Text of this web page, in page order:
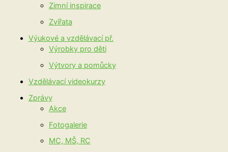
Zimní inspirace
Zvířata
Výukové a vzdělávací př.
Výrobky pro děti
Výtvory a pomůcky
Vzdělávací videokurzy
Zprávy
Akce
Fotogalerie
MC, MŠ, RC